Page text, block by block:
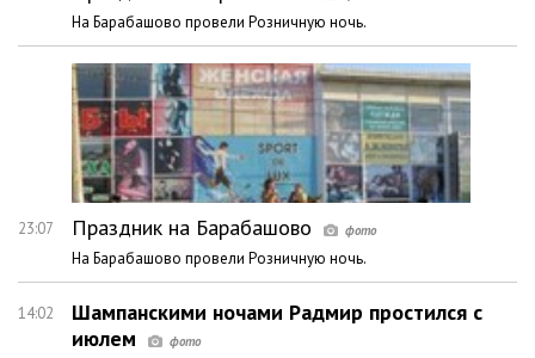
На Барабашово провели Розничную ночь.
23:07 Праздник на Барабашово
На Барабашово провели Розничную ночь.
14:02
Шампанскими ночами Радмир простился с
июлем